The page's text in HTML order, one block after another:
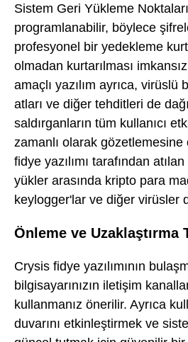
Sistem Geri Yükleme
programlanabilir, böylece
profesyonel bir yedekleme
olmadan kurtarılması
amaçlı yazılım ayrıca,
atları ve diğer tehditleri de
saldırganların tüm kullanıcı
zamanlı olarak gözetlemesine
fidye yazılımı tarafından
yükler arasında kripto para
keylogger'lar ve diğer virüsler
Önleme ve Uzaklaştırma
Crysis fidye yazılımının
bilgisayarınızın iletişim
kullanmanız önerilir. Ayrıca
duvarını etkinleştirmek ve